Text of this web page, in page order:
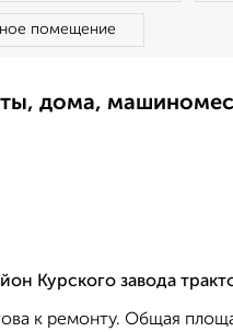
помещение
дома,
Курского завода
к ремонту. Общая